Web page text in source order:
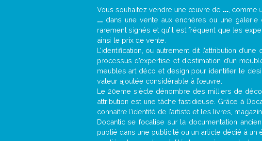
Vous souhaitez vendre une œuvre de ..., comme
...dans une vente aux enchères ou une galerie
rarement signés et qu’il est fréquent que les
ainsi le prix de vente.
L’identification, ou autrement dit l’attribution
processus d’expertise et d’estimation d’un
meubles art déco et design pour identifier le
valeur ajoutée considérable à l’œuvre.
Le 20eme siècle dénombre des milliers de
attribution est une tâche fastidieuse. Grâce à
connaître l’identité de l’artiste et les livres,
Docantic se focalise sur la documentation
publié dans une publicité ou un article dédié à